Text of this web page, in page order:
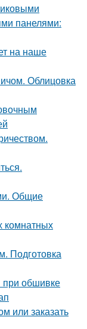
панелями:
на наше
Облицовка
Общие
комнатных
Подготовка
при обшивке
или заказать